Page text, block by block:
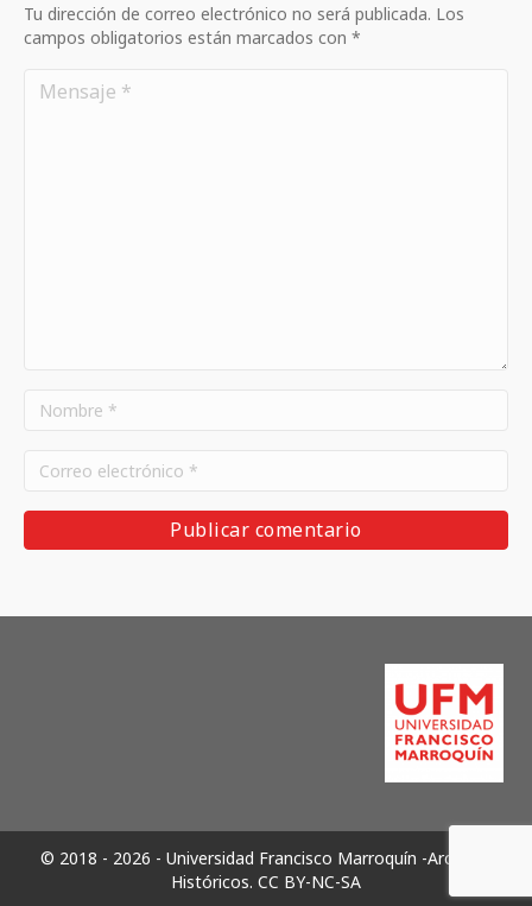
Tu dirección de correo electrónico no será publicada. Los
campos obligatorios están marcados con *
© 2018 - 2026 - Universidad Francisco Marroquín -Archivos
Históricos. CC BY-NC-SA